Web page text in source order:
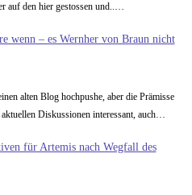
auf den hier gestossen und..…
wenn – es Wernher von Braun nicht
alten Blog hochpushe, aber die Prämisse
Diskussionen interessant, auch…
für Artemis nach Wegfall des